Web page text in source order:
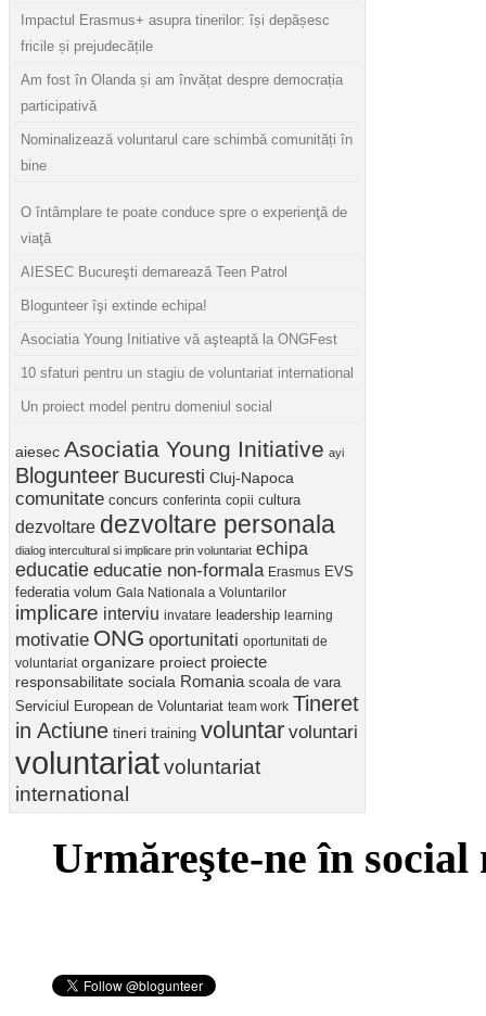
Impactul Erasmus+ asupra tinerilor: își depășesc
fricile și prejudecățile
Am fost în Olanda și am învățat despre democrația
participativă
Nominalizează voluntarul care schimbă comunități în
bine
O întâmplare te poate conduce spre o experienţă de
viaţă
AIESEC Bucureşti demarează Teen Patrol
Blogunteer îşi extinde echipa!
Asociatia Young Initiative vă aşteaptă la ONGFest
10 sfaturi pentru un stagiu de voluntariat international
Un proiect model pentru domeniul social
aiesec Asociatia Young Initiative ayi
Blogunteer Bucuresti Cluj-Napoca
comunitate concurs conferinta copii cultura
dezvoltare dezvoltare personala
dialog intercultural si implicare prin voluntariat echipa
educatie educatie non-formala Erasmus EVS
federatia volum Gala Nationala a Voluntarilor
implicare interviu invatare leadership learning
motivatie ONG oportunitati oportunitati de
voluntariat organizare proiect proiecte
responsabilitate sociala Romania scoala de vara
Serviciul European de Voluntariat team work Tineret
in Actiune tineri training voluntar voluntari
voluntariatvoluntariat
international
Urmăreşte-ne în social